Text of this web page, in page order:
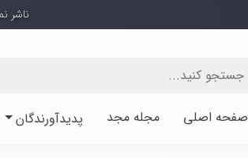
ناشر نمونه
صفحه اصلی مجله مجد پدیدآورندگان